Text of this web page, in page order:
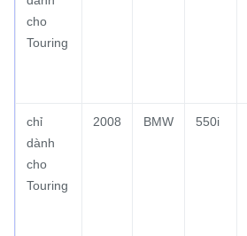
cho
Touring
chỉ
dành
cho
Touring
2008 BMW 550i